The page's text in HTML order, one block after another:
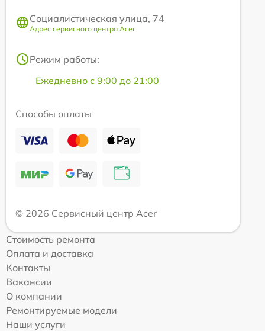
Социалистическая улица, 74
Адрес сервисного центра Acer
Режим работы:
Ежедневно с 9:00 до 21:00
Способы оплаты
© 2026 Сервисный центр Acer
Стоимость ремонта
Оплата и доставка
Контакты
Вакансии
О компании
Ремонтируемые модели
Наши услуги